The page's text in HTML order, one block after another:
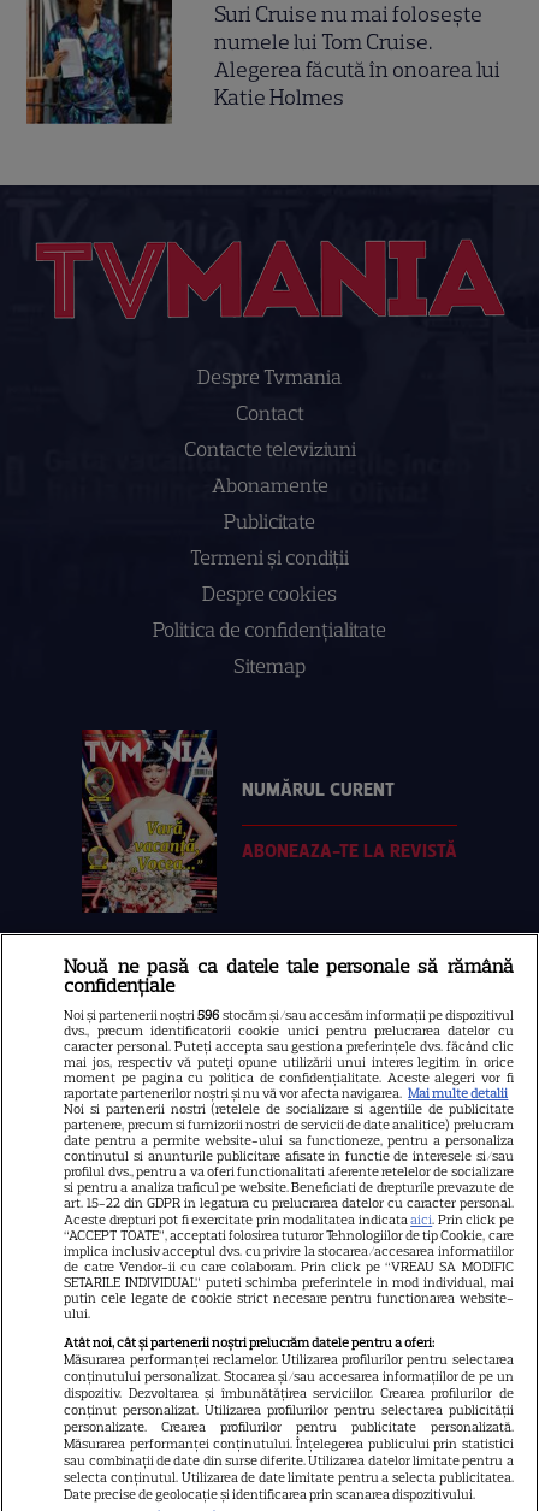
Suri Cruise nu mai folosește
numele lui Tom Cruise.
Alegerea făcută în onoarea lui
Katie Holmes
Despre Tvmania
Contact
Contacte televiziuni
Abonamente
Publicitate
Termeni și condiții
Despre cookies
Politica de confidenţialitate
Sitemap
NUMĂRUL CURENT
ABONEAZA-TE LA REVISTĂ
Libertatea
Libertatea pentru femei
GSP
Știri mondene
Avantaje
Elle
Unica
Retete practice
URMĂREȘTE-NE PE
Copyright2026Ringier Romania – Toate Drepturile rezervate
Nouă ne pasă ca datele tale personale să rămână
confidențiale
Noi și partenerii noștri596 stocăm și/sau accesăm informații pe dispozitivul
dvs., precum identificatorii cookie unici pentru prelucrarea datelor cu
caracter personal. Puteți accepta sau gestiona preferințele dvs. făcând clic
mai jos, respectiv vă puteți opune utilizării unui interes legitim în orice
moment pe pagina cu politica de confidențialitate. Aceste alegeri vor fi
raportate partenerilor noștri și nu vă vor afecta navigarea. Mai multe detalii
Noi si partenerii nostri (retelele de socializare si agentiile de publicitate
partenere, precum si furnizorii nostri de servicii de date analitice) prelucram
date pentru a permite website-ului sa functioneze, pentru a personaliza
continutul si anunturile publicitare afisate in functie de interesele si/sau
profilul dvs., pentru a va oferi functionalitati aferente retelelor de socializare
si pentru a analiza traficul pe website. Beneficiati de drepturile prevazute de
art. 15-22 din GDPR in legatura cu prelucrarea datelor cu caracter personal.
Aceste drepturi pot fi exercitate prin modalitatea indicataaici. Prin click pe
“ACCEPT TOATE”, acceptati folosirea tuturor Tehnologiilor de tip Cookie, care
implica inclusiv acceptul dvs. cu privire la stocarea/accesarea informatiilor
de catre Vendor-ii cu care colaboram. Prin click pe “VREAU SA MODIFIC
SETARILE INDIVIDUAL” puteti schimba preferintele in mod individual, mai
putin cele legate de cookie strict necesare pentru functionarea website-
ului.
Atât noi, cât și partenerii noștri prelucrăm datele pentru a oferi:
Măsurarea performanței reclamelor. Utilizarea profilurilor pentru selectarea
conținutului personalizat. Stocarea și/sau accesarea informațiilor de pe un
dispozitiv. Dezvoltarea și îmbunătățirea serviciilor. Crearea profilurilor de
conținut personalizat. Utilizarea profilurilor pentru selectarea publicității
personalizate. Crearea profilurilor pentru publicitate personalizată.
Măsurarea performanței conținutului. Înțelegerea publicului prin statistici
sau combinații de date din surse diferite. Utilizarea datelor limitate pentru a
selecta conținutul. Utilizarea de date limitate pentru a selecta publicitatea.
Date precise de geolocație și identificarea prin scanarea dispozitivului.